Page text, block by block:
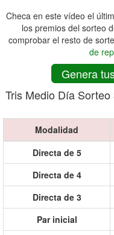
Checa en este vídeo el
los premios del sorteo
comprobar el resto de
de
Genera
Tris Medio Día
Modalidad
Directa de 5
Directa de 4
Directa de 3
Par inicial